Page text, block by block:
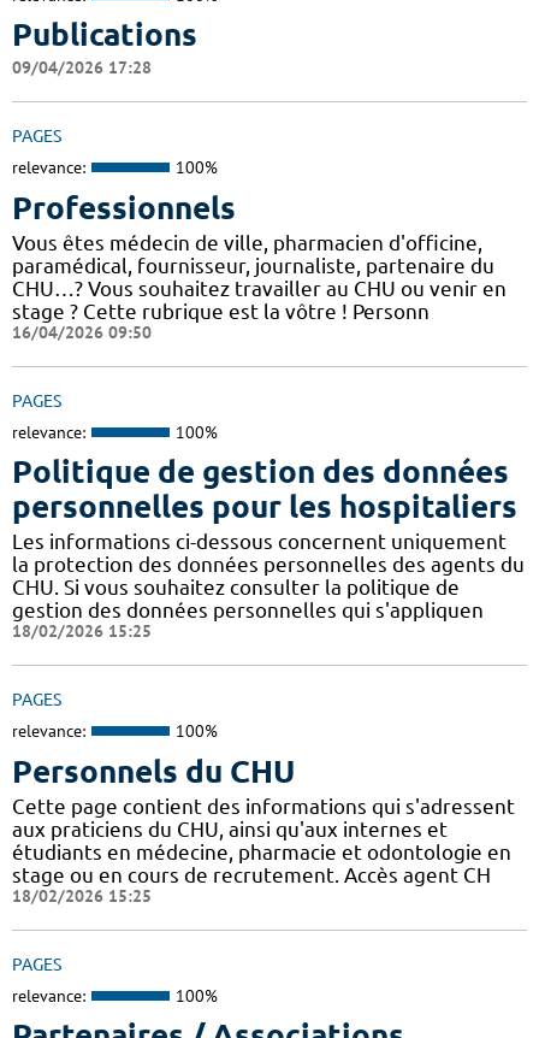
Publications
09/04/2026 17:28
PAGES
relevance: 100%
Professionnels
Vous êtes médecin de ville, pharmacien d'officine,
paramédical, fournisseur, journaliste, partenaire du
CHU…? Vous souhaitez travailler au CHU ou venir en
stage ? Cette rubrique est la vôtre ! Personn
16/04/2026 09:50
PAGES
relevance: 100%
Politique de gestion des données
personnelles pour les hospitaliers
Les informations ci-dessous concernent uniquement
la protection des données personnelles des agents du
CHU. Si vous souhaitez consulter la politique de
gestion des données personnelles qui s'appliquen
18/02/2026 15:25
PAGES
relevance: 100%
Personnels du CHU
Cette page contient des informations qui s'adressent
aux praticiens du CHU, ainsi qu'aux internes et
étudiants en médecine, pharmacie et odontologie en
stage ou en cours de recrutement. Accès agent CH
18/02/2026 15:25
PAGES
relevance: 100%